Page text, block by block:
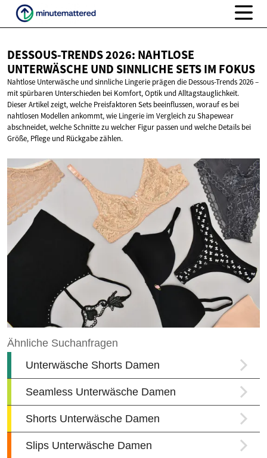
DESSOUS-TRENDS 2026: NAHTLOSE
UNTERWÄSCHE UND SINNLICHE SETSIM FOKUS
Nahtlose Unterwäsche und sinnliche Lingerie prägen die Dessous-Trends 2026 –
mit spürbaren Unterschieden bei Komfort, Optik und Alltagstauglichkeit.
Dieser Artikel zeigt, welche Preisfaktoren Sets beeinflussen, worauf es bei
nahtlosen Modellen ankommt, wie Lingerie im Vergleich zu Shapewear
abschneidet, welche Schnitte zu welcher Figur passen und welche Details bei
Größe, Pflege und Rückgabe zählen.